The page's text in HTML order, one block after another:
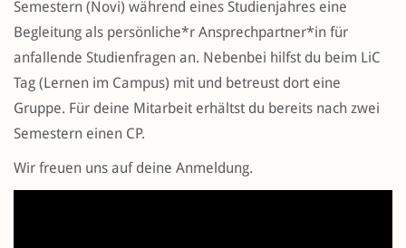
Semestern (Novi) während eines Studienjahres eine
Begleitung als persönliche*r Ansprechpartner*in für
anfallende Studienfragen an. Nebenbei hilfst du beim LiC
Tag (Lernen im Campus) mit und betreust dort eine
Gruppe. Für deine Mitarbeit erhältst du bereits nach zwei
Semestern einen CP.
Wir freuen uns auf deine Anmeldung.